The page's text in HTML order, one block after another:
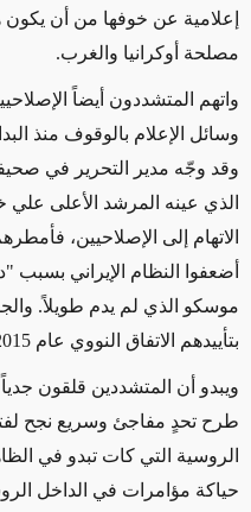
إعلامية عن خوفها من أن
مصلحة أوكرانيا والغرب.
واتهم المتشددون أيضاً
وسائل الإعلام بالوقوف منذ
وقد وجّه مدير التحرير في
الذي عينه المرشد الأعلى
الاتهام إلى الإصلاحيين،
أضعفوا النظام الإيراني
موسكو الذي لم يدم طويلاً.
بتأييدهم الاتفاق النووي عام 2015.
ويبدو أن المتشددين قلقون
طرح تحدٍ مفاجئ وسريع نجح
الروسية التي كات تبدو في
حياكة مؤامرات في الداخل